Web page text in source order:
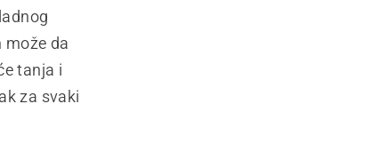
može da
tanja i
za svaki